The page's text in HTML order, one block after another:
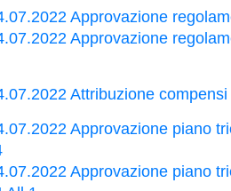
Approvazione
Approvazione
Attribuzione
Approvazione piano
Approvazione piano